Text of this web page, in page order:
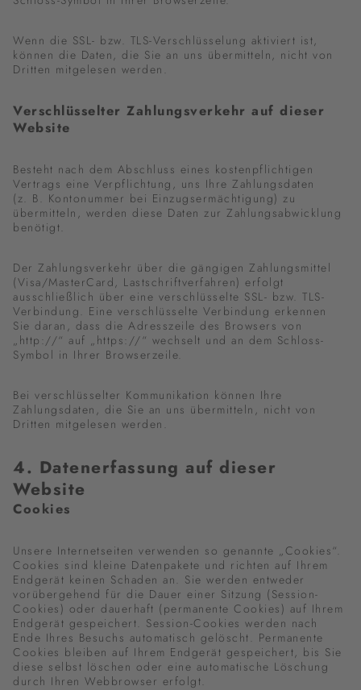
Wenn die SSL- bzw. TLS-Verschlüsselung aktiviert ist,
können die Daten, die Sie an uns übermitteln, nicht von
Dritten mitgelesen werden.
Verschlüsselter Zahlungsverkehr auf dieser
Website
Besteht nach dem Abschluss eines kostenpflichtigen
Vertrags eine Verpflichtung, uns Ihre Zahlungsdaten
(z. B. Kontonummer bei Einzugsermächtigung) zu
übermitteln, werden diese Daten zur Zahlungsabwicklung
benötigt.
Der Zahlungsverkehr über die gängigen Zahlungsmittel
(Visa/MasterCard, Lastschriftverfahren) erfolgt
ausschließlich über eine verschlüsselte SSL- bzw. TLS-
Verbindung. Eine verschlüsselte Verbindung erkennen
Sie daran, dass die Adresszeile des Browsers von
„http://“ auf „https://“ wechselt und an dem Schloss-
Symbol in Ihrer Browserzeile.
Bei verschlüsselter Kommunikation können Ihre
Zahlungsdaten, die Sie an uns übermitteln, nicht von
Dritten mitgelesen werden.
4. Datenerfassung auf dieser
Website
Cookies
Unsere Internetseiten verwenden so genannte „Cookies“.
Cookies sind kleine Datenpakete und richten auf Ihrem
Endgerät keinen Schaden an. Sie werden entweder
vorübergehend für die Dauer einer Sitzung (Session-
Cookies) oder dauerhaft (permanente Cookies) auf Ihrem
Endgerät gespeichert. Session-Cookies werden nach
Ende Ihres Besuchs automatisch gelöscht. Permanente
Cookies bleiben auf Ihrem Endgerät gespeichert, bis Sie
diese selbst löschen oder eine automatische Löschung
durch Ihren Webbrowser erfolgt.